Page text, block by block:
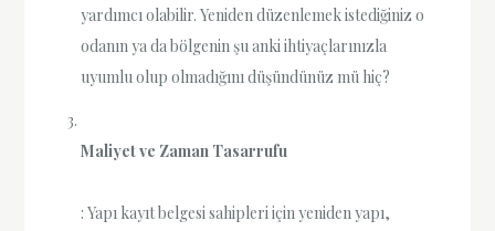
yardımcı olabilir. Yeniden düzenlemek istediğiniz o
odanın ya da bölgenin şu anki ihtiyaçlarınızla
uyumlu olup olmadığını düşündünüz mü hiç?
Maliyet ve Zaman Tasarrufu
: Yapı kayıt belgesi sahipleri için yeniden yapı,